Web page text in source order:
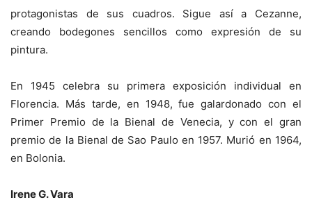
protagonistas de sus cuadros. Sigue así a Cezanne,
creando bodegones sencillos como expresión de su
pintura.
En 1945 celebra su primera exposición individual en
Florencia. Más tarde, en 1948, fue galardonado con el
Primer Premio de la Bienal de Venecia, y con el gran
premio de la Bienal de Sao Paulo en 1957. Murió en 1964,
en Bolonia.
Irene G. Vara